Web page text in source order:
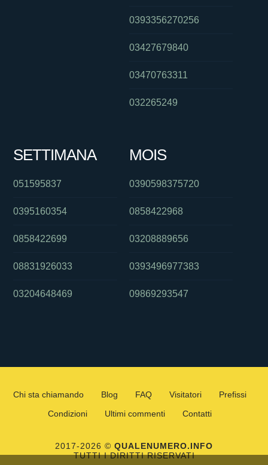
0393356270256
03427679840
03470763311
032265249
SETTIMANA
051595837
0395160354
0858422699
08831926033
03204648469
MOIS
0390598375720
0858422968
03208889656
0393496977383
09869293547
Chi sta chiamando Blog FAQ Visitatori
Prefissi
Condizioni
Ultimi commenti Contatti
2017-2026 © QUALENUMERO.INFO
TUTTI I DIRITTI RISERVATI